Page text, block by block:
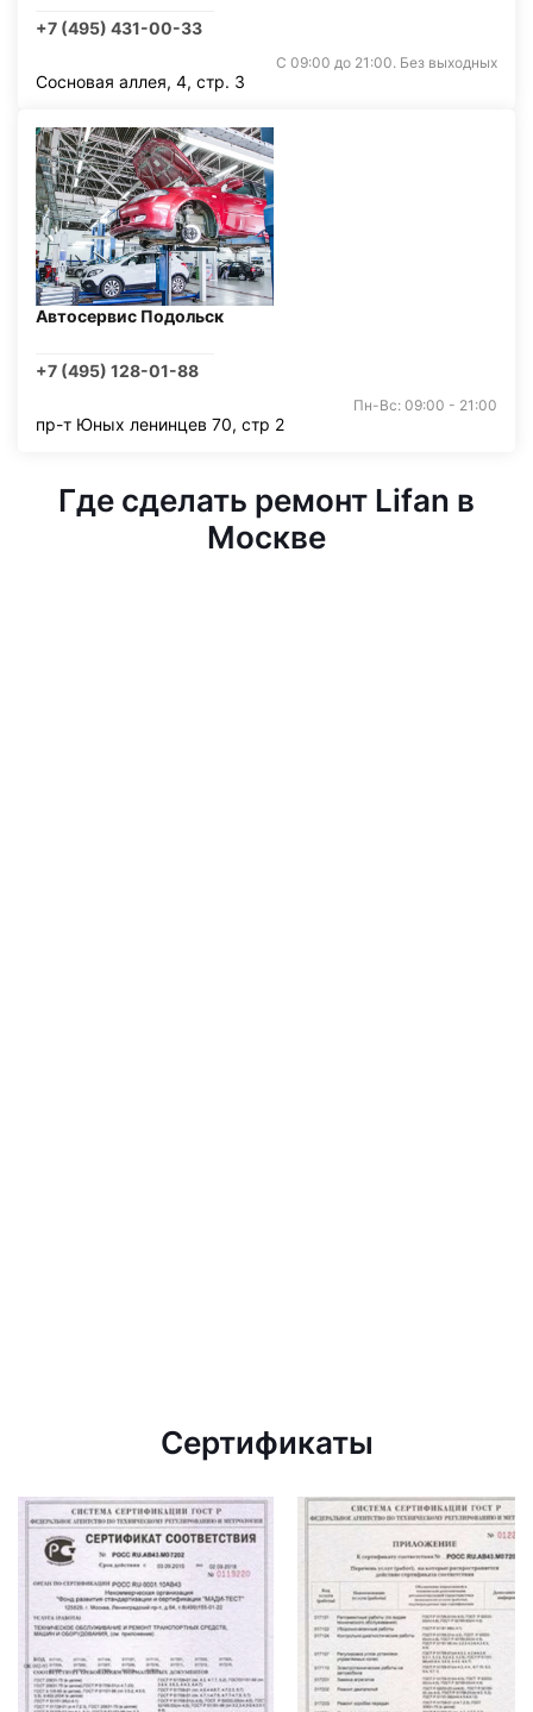
+7 (495) 431-00-33
С 09:00 до 21:00. Без выходных
Сосновая аллея, 4, стр. 3
Автосервис Подольск
+7 (495) 128-01-88
Пн-Вс: 09:00 - 21:00
пр-т Юных ленинцев 70, стр 2
Где сделать ремонт Lifan в
Москве
Сертификаты